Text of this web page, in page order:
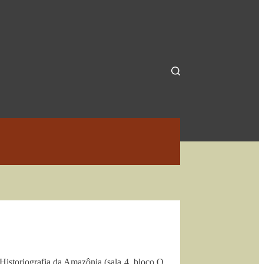
da Amazônia (sala 4, bloco Q,